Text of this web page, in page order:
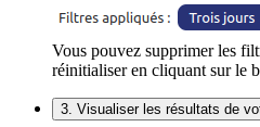
Vous pouvez supprimer les
réinitialiser en cliquant sur le
3. Visualiser les résultats de